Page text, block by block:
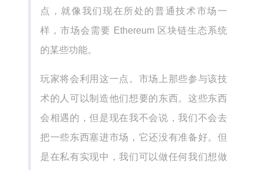
点，就像我们现在所处的普通技术市场一
样，市场会需要 Ethereum 区块链生态系统
的某些功能。
玩家将会利用这一点。市场上那些参与该技
术的人可以制造他们想要的东西。这些东西
会相遇的，但是现在我不会说，我们不会去
把一些东西塞进市场，它还没有准备好。但
是在私有实现中，我们可以做任何我们想做